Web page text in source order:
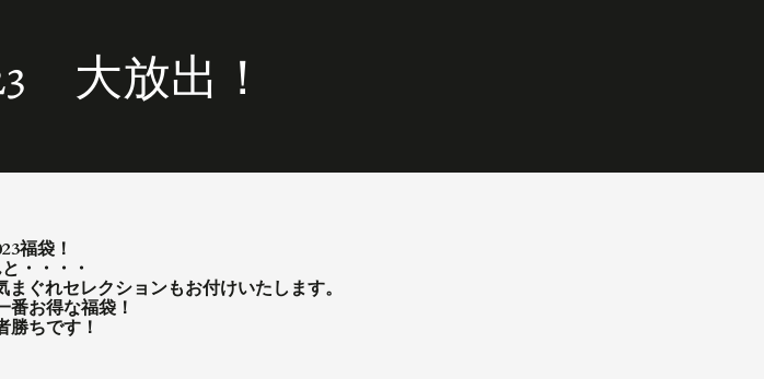
大放出！
福袋！
・・・・
ぐれセレクションもお付けいたします。
番お得な福袋！
勝ちです！